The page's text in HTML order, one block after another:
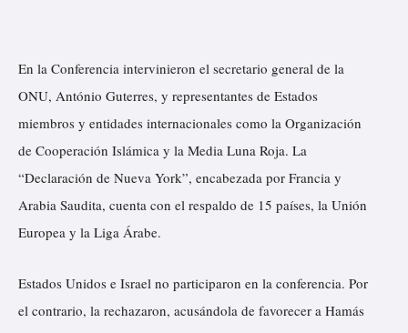
En la Conferencia intervinieron el secretario general de la
ONU, António Guterres, y representantes de Estados
miembros y entidades internacionales como la Organización
de Cooperación Islámica y la Media Luna Roja. La
“Declaración de Nueva York”, encabezada por Francia y
Arabia Saudita, cuenta con el respaldo de 15 países, la Unión
Europea y la Liga Árabe.
Estados Unidos e Israel no participaron en la conferencia. Por
el contrario, la rechazaron, acusándola de favorecer a Hamás